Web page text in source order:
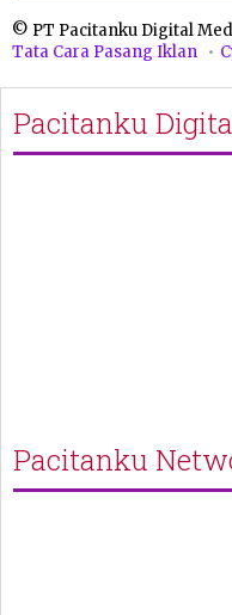
© PT Pacitanku Digital
Tata Cara Pasang Iklan
Pacitanku
Pacitanku